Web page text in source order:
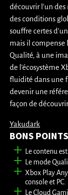
découvrir l'un des
des conditions
souffre certes
mais il compense
Qualité, à une
de l'écosystème
fluidité dans une
devenir une
façon de
Yakudark
BONS POINTS
Le contenu
Le mode
Xbox Play
console et PC.
Le Cloud